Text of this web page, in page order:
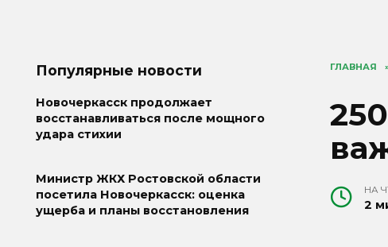
ГЛАВНАЯ
НА
2
Популярные новости
Новочеркасск продолжает
восстанавливаться после мощного
удара стихии
Министр ЖКХ Ростовской области
посетила Новочеркасск: оценка
ущерба и планы восстановления